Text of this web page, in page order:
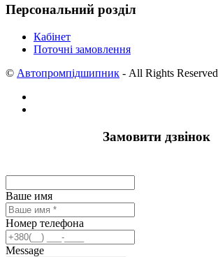
Персональний розділ
Кабінет
Поточні замовлення
© Автопромпідшипник - All Rights Reserved
Замовити дзвінок
Ваше имя
Номер телефона
Message